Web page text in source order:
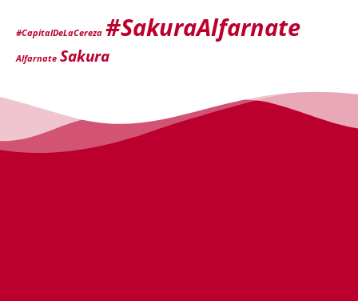
#CapitalDeLaCereza #SakuraAlfarnate
Alfarnate Sakura